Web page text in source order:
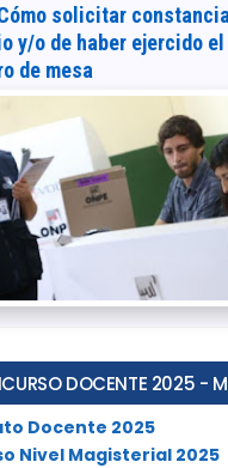
Cómo solicitar
y/o de haber ejercido
de mesa
DOCENTE 2025 -
Docente 2025
Nivel Magisterial 2025